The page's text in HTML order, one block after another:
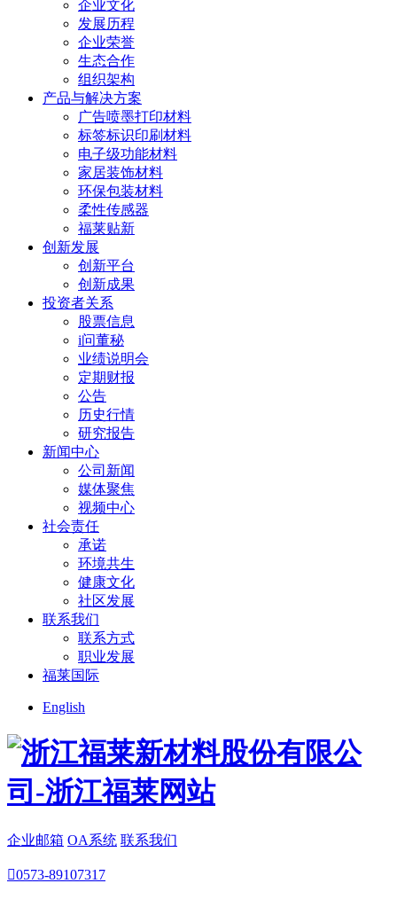
企业文化
发展历程
企业荣誉
生态合作
组织架构
产品与解决方案
广告喷墨打印材料
标签标识印刷材料
电子级功能材料
家居装饰材料
环保包装材料
柔性传感器
福莱贴新
创新发展
创新平台
创新成果
投资者关系
股票信息
i问董秘
业绩说明会
定期财报
公告
历史行情
研究报告
新闻中心
公司新闻
媒体聚焦
视频中心
社会责任
承诺
环境共生
健康文化
社区发展
联系我们
联系方式
职业发展
福莱国际
English
企业邮箱 OA系统 联系我们
0573-89107317